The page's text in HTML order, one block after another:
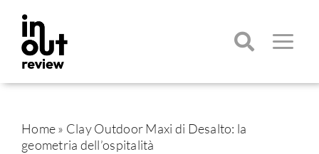
contenuto
Toggle
per:
Home» Clay Outdoor Maxi di Desalto: la
geometria dell’ospitalità